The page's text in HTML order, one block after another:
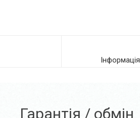
Гарантія / обмін